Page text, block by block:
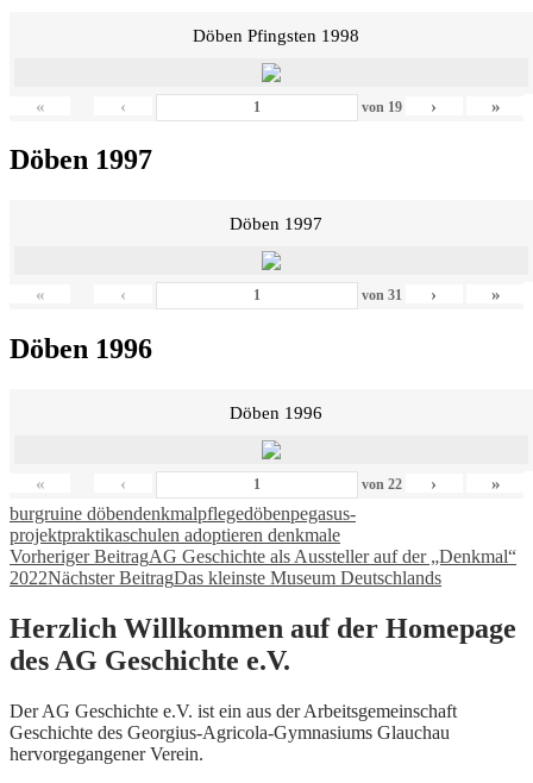
Döben Pfingsten 1998
« ‹ von 19 › »
Döben 1997
Döben 1997
« ‹ von 31 › »
Döben 1996
Döben 1996
« ‹ von 22 › »
burgruine döbendenkmalpflegedöbenpegasus-
projektpraktikaschulen adoptieren denkmale
Beitragsnavigation
Vorheriger BeitragAG Geschichte als Aussteller auf der „Denkmal“
2022Nächster BeitragDas kleinste Museum Deutschlands
Herzlich Willkommen auf der Homepage
des AG Geschichte e.V.
Der AG Geschichte e.V. ist ein aus der Arbeitsgemeinschaft
Geschichte des Georgius-Agricola-Gymnasiums Glauchau
hervorgegangener Verein.